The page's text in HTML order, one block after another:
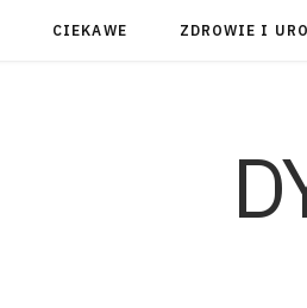
CIEKAWE ZDROWIE I